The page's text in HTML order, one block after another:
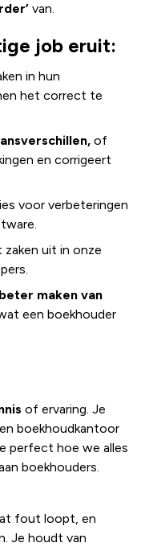
van.
job eruit:
in hun
het correct te
of
en corrigeert
voor verbeteringen
zaken uit in onze
maken van
een boekhouder
of ervaring. Je
boekhoudkantoor
perfect hoe we alles
boekhouders.
fout loopt, en
Je houdt van